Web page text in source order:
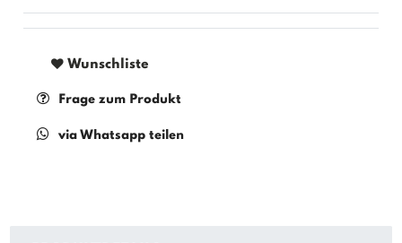
Wunschliste
Frage zum Produkt
via Whatsapp teilen